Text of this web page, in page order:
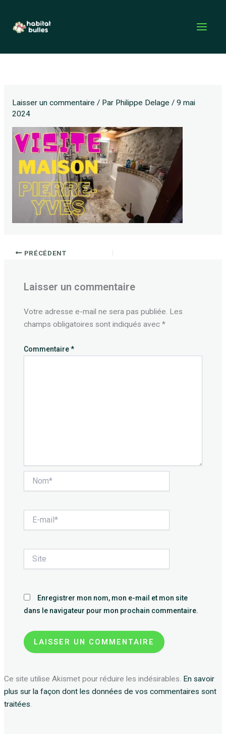
contenu
Laisser un commentaire / Par Philippe Delage / 9 mai
2024
PRÉCÉDENT
Laisser un commentaire
Votre adresse e-mail ne sera pas publiée. Les
champs obligatoires sont indiqués avec*
Commentaire*
mail*
Enregistrer mon nom, mon e-mail et mon site
dans le navigateur pour mon prochain commentaire.
Ce site utilise Akismet pour réduire les indésirables. En savoir
plus sur la façon dont les données de vos commentaires sont
traitées.